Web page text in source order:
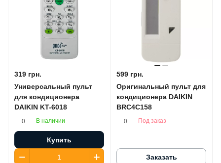
319 грн.
Универсальный пульт
для кондиционера
DAIKIN KT-6018
0 В наличии
Купить
599 грн.
Оригинальный пульт для
кондиционера DAIKIN
BRC4C158
0 Под заказ
Заказать